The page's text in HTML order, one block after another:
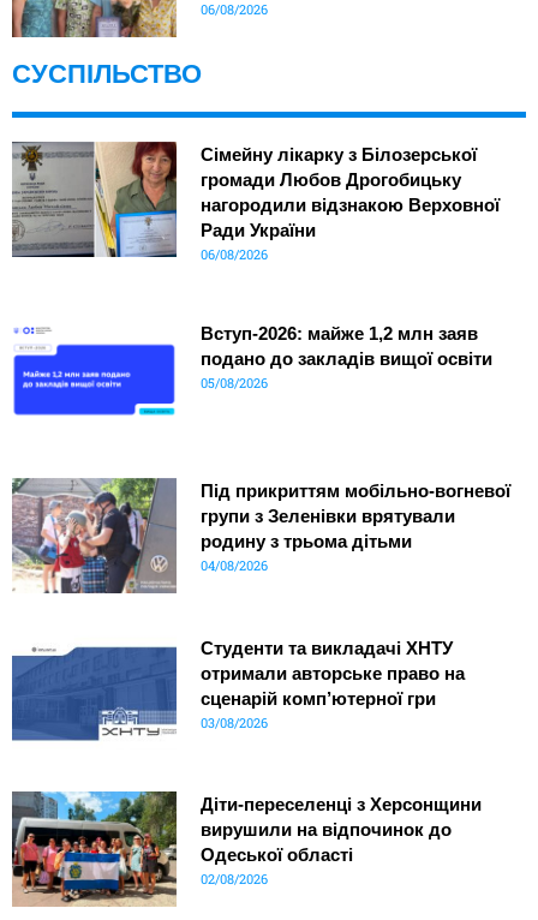
06/08/2026
СУСПІЛЬСТВО
Сімейну лікарку з Білозерської
громади Любов Дрогобицьку
нагородили відзнакою Верховної
Ради України
06/08/2026
Вступ-2026: майже 1,2 млн заяв
подано до закладів вищої освіти
05/08/2026
Під прикриттям мобільно-вогневої
групи з Зеленівки врятували
родину з трьома дітьми
04/08/2026
Студенти та викладачі ХНТУ
отримали авторське право на
сценарій комп’ютерної гри
03/08/2026
Діти-переселенці з Херсонщини
вирушили на відпочинок до
Одеської області
02/08/2026